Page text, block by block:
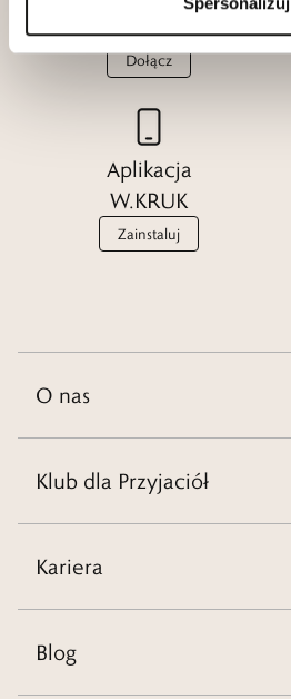
W.KRUK
Dołącz
Aplikacja
W.KRUK
Zainstaluj
O nas
Klub dla Przyjaciół
Kariera
Blog